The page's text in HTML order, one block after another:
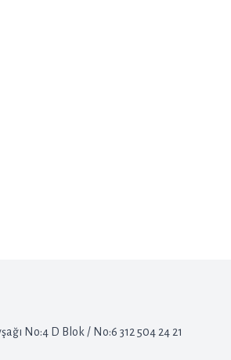
No:4 D Blok / No:6 312 504 24 21